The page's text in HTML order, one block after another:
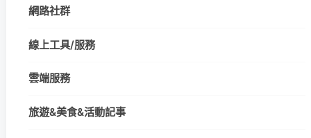
網路社群
線上工具/服務
雲端服務
旅遊&美食&活動記事